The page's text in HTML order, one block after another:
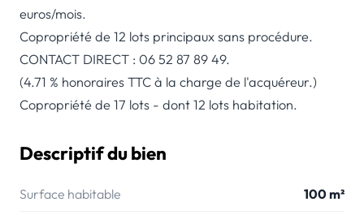
euros/mois.
Copropriété de 12 lots principaux sans procédure.
CONTACT DIRECT : 06 52 87 89 49.
(4.71 % honoraires TTC à la charge de l'acquéreur.)
Copropriété de 17 lots - dont 12 lots habitation.
Descriptif du bien
Surface habitable 100 m²